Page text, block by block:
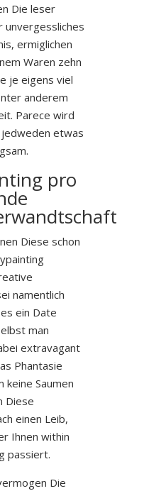
Die leser
unvergessliches
ermiglichen
Waren zehn
je eigens viel
anderem
Parece wird
etwas
pro
Diese schon
namentlich
ein Date
man
extravagant
Phantasie
keine Saumen
Diese
einen Leib,
Ihnen within
passiert.
Die